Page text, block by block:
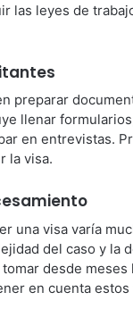
las leyes de
preparar
llenar
en entrevistas.
la visa.
una visa varía
del caso y la
desde meses
en cuenta estos